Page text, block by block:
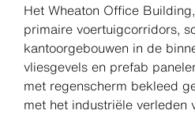
Het Wheaton Office
primaire voertuigcorridors,
kantoorgebouwen in de
vliesgevels en prefab
met regenscherm bekleed
met het industriële verleden